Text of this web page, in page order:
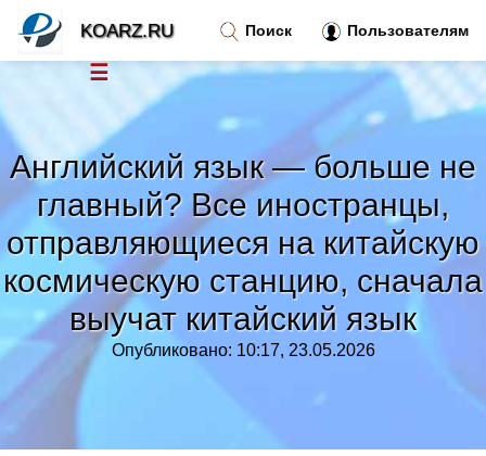
Английский язык — больше не
главный? Все иностранцы,
отправляющиеся на китайскую
космическую станцию, сначала
выучат китайский язык
Опубликовано: 10:17, 23.05.2026
Поиск Пользователям
KOARZ.RU
☰
Тренды новостей»
Рубрики»
Правила »
Контакт